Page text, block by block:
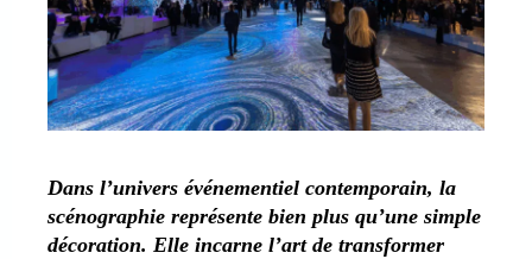
Dans l’univers événementiel contemporain, la
scénographie représente bien plus qu’une simple
décoration. Elle incarne l’art de transformer